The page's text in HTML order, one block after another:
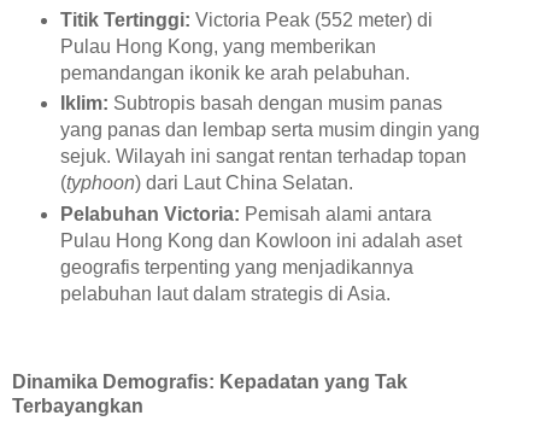
Titik Tertinggi: Victoria Peak (552 meter) di
Pulau Hong Kong, yang memberikan
pemandangan ikonik ke arah pelabuhan.
Iklim: Subtropis basah dengan musim panas
yang panas dan lembap serta musim dingin yang
sejuk. Wilayah ini sangat rentan terhadap topan
(typhoon) dari Laut China Selatan.
Pelabuhan Victoria: Pemisah alami antara
Pulau Hong Kong dan Kowloon ini adalah aset
geografis terpenting yang menjadikannya
pelabuhan laut dalam strategis di Asia.
Dinamika Demografis: Kepadatan yang Tak
Terbayangkan